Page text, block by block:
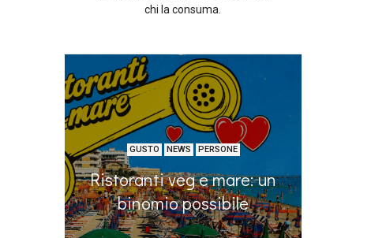
chi la consuma.
GUSTO NEWS PERSONE
Ristoranti veg e mare: un
binomio possibile